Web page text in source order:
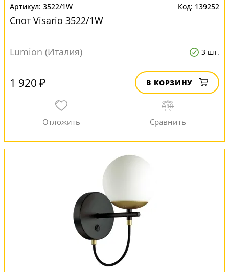
3522/1W 139252
Спот Visario 3522/1W
Lumion (Италия) 3 шт.
1 920 ₽ В КОРЗИНУ